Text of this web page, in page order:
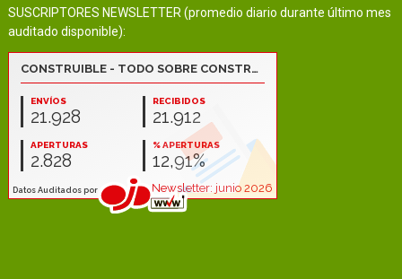
SUSCRIPTORES NEWSLETTER (promedio diario durante último mes
auditado disponible):